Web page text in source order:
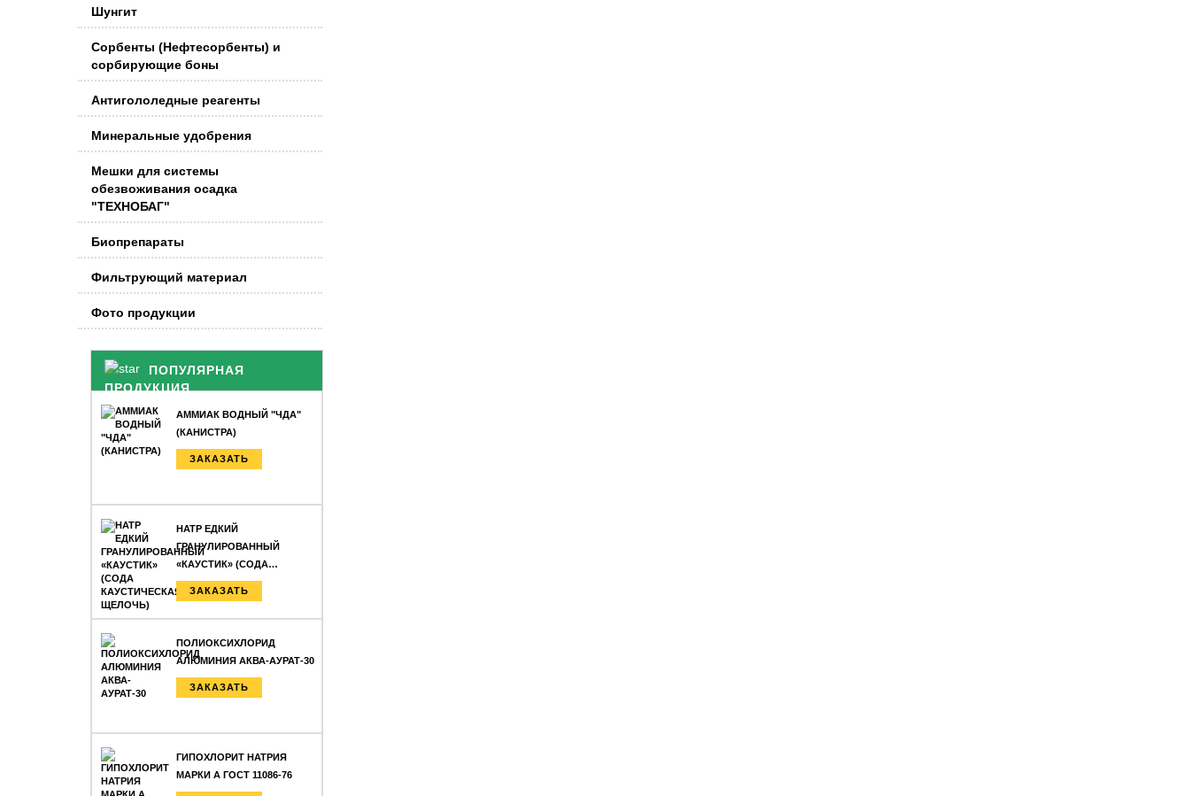
Шунгит
Сорбенты (Нефтесорбенты) и
сорбирующие боны
Антигололедные реагенты
Минеральные удобрения
Мешки для системы
обезвоживания осадка
"ТЕХНОБАГ"
Биопрепараты
Фильтрующий материал
Фото продукции
ПОПУЛЯРНАЯ
ПРОДУКЦИЯ
АММИАК ВОДНЫЙ "ЧДА"
(КАНИСТРА)
ЗАКАЗАТЬ
НАТР ЕДКИЙ
ГРАНУЛИРОВАННЫЙ
«КАУСТИК» (СОДА…
ЗАКАЗАТЬ
ПОЛИОКСИХЛОРИД
АЛЮМИНИЯ АКВА-АУРАТ-30
ЗАКАЗАТЬ
ГИПОХЛОРИТ НАТРИЯ
МАРКИ А ГОСТ 11086-76